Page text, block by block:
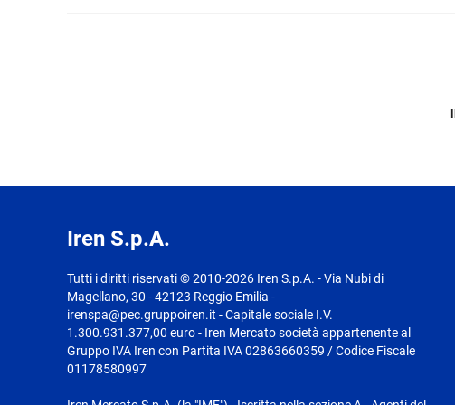
Iren S.p.A.
Tutti i diritti riservati © 2010-2026 Iren S.p.A. - Via Nubi di
Magellano, 30 - 42123 Reggio Emilia -
irenspa@pec.gruppoiren.it - Capitale sociale I.V.
1.300.931.377,00 euro - Iren Mercato società appartenente al
Gruppo IVA Iren con Partita IVA 02863660359 / Codice Fiscale
01178580997